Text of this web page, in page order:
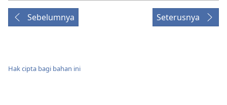
Sebelumnya Seterusnya
Hak cipta bagi bahan ini